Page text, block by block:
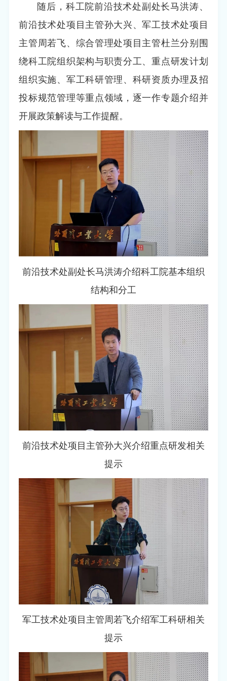
随后，科工院前沿技术处副处长马洪涛、
前沿技术处项目主管孙大兴、军工技术处项目
主管周若飞、综合管理处项目主管杜兰分别围
绕科工院组织架构与职责分工、重点研发计划
组织实施、军工科研管理、科研资质办理及招
投标规范管理等重点领域，逐一作专题介绍并
开展政策解读与工作提醒。
前沿技术处副处长马洪涛介绍科工院基本组织
结构和分工
前沿技术处项目主管孙大兴介绍重点研发相关
提示
军工技术处项目主管周若飞介绍军工科研相关
提示